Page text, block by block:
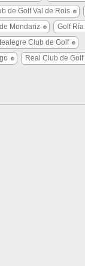
de Golf Val de Rois
Mondariz
Golf
Club de Golf
Real Club de